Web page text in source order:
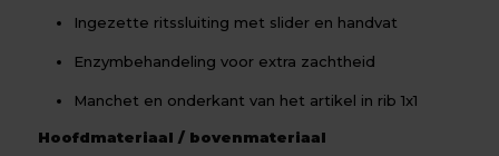
Ingezette ritssluiting met slider en handvat
Enzymbehandeling voor extra zachtheid
Manchet en onderkant van het artikel in rib 1x1
Hoofdmateriaal / bovenmateriaal